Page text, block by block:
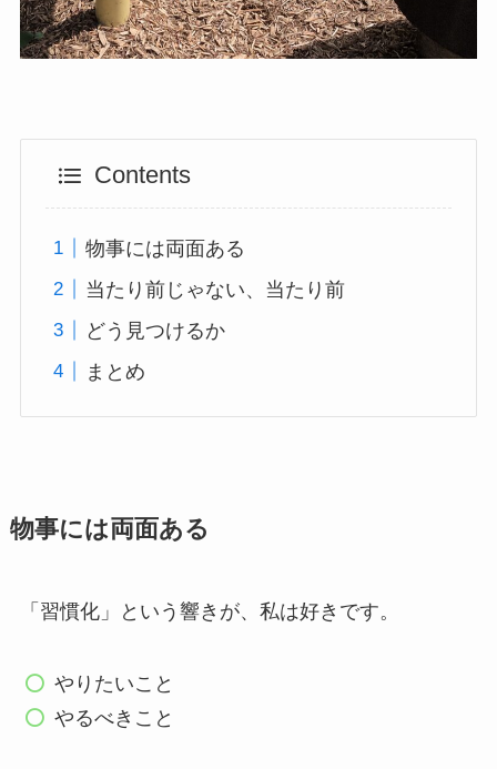
Contents
物事には両面ある
当たり前じゃない、当たり前
どう見つけるか
まとめ
物事には両面ある
「習慣化」という響きが、私は好きです。
やりたいこと
やるべきこと